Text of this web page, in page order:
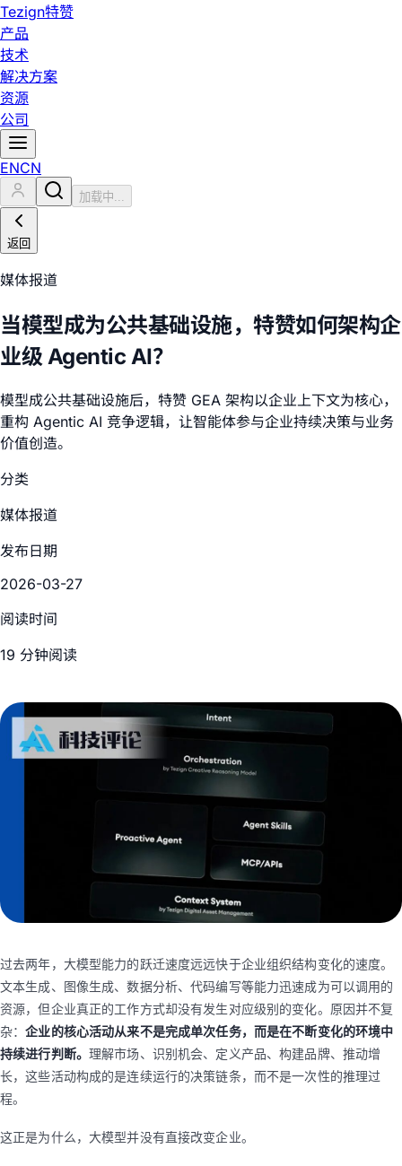
Tezign特赞
产品
技术
解决方案
资源
公司
ENCN
加载中...
返回
媒体报道
当模型成为公共基础设施，特赞如何架构企
业级 Agentic AI？
模型成公共基础设施后，特赞 GEA 架构以企业上下文为核心，
重构 Agentic AI 竞争逻辑，让智能体参与企业持续决策与业务
价值创造。
分类
媒体报道
发布日期
2026-03-27
阅读时间
19 分钟阅读
过去两年，大模型能力的跃迁速度远远快于企业组织结构变化的速度。
文本生成、图像生成、数据分析、代码编写等能力迅速成为可以调用的
资源，但企业真正的工作方式却没有发生对应级别的变化。原因并不复
杂：企业的核心活动从来不是完成单次任务，而是在不断变化的环境中
持续进行判断。 理解市场、识别机会、定义产品、构建品牌、推动增
长，这些活动构成的是连续运行的决策链条，而不是一次性的推理过
程。
这正是为什么，大模型并没有直接改变企业。